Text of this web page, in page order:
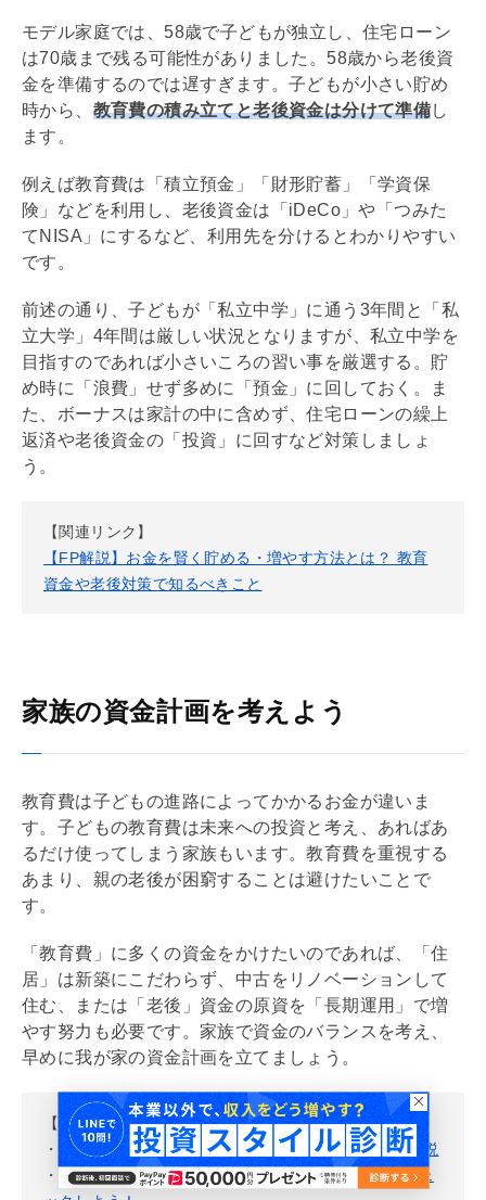
モデル家庭では、58歳で子どもが独立し、 住宅ローン
は70歳まで残る可能性がありました。58歳から老後資
金を準備するのでは遅すぎます。子どもが小さい貯め
時から、 教育費の積み立てと老後資金は分けて準備し
ます。
例えば教育費は「積立預金」「財形貯蓄」「学資保
険」などを利用し、老後資金は「 iDeCo 」や「つみた
て NISA 」にするなど、利用先を分けるとわかりやすい
です。
前述の通り、子どもが「私立中学」に通う3年間と「私
立大学」4年間は厳しい状況となりますが、私立中学を
目指すのであれば小さいころの習い事を厳選する。貯
め時に「浪費」せず多めに「預金」に回しておく。ま
た、ボーナスは家計の中に含めず、住宅ローンの繰上
返済や老後資金の「投資」に回すなど対策しましょ
う。
【関連リンク】
【FP解説】お金を賢く貯める・増やす方法とは？ 教育
資金や老後対策で知るべきこと
家族の資金計画を考えよう
教育費は子どもの進路によってかかるお金が違いま
す。子どもの教育費は未来への投資と考え、あればあ
るだけ使ってしまう家族もいます。教育費を重視する
あまり、親の老後が困窮することは避けたいことで
す。
「教育費」に多くの資金をかけたいのであれば、「住
居」は新築にこだわらず、中古を リノベーション して
住む、または「老後」資金の原資を「長期運用」で増
やす努力も必要です。家族で資金のバランスを考え、
早めに我が家の資金計画を立てましょう。
【関連リンク】
・ 老人ホームに入るにはいくら必要？ 費用と相場を解説
・
【ねんきん定期便の見方】将来受け取れる金額をチェ